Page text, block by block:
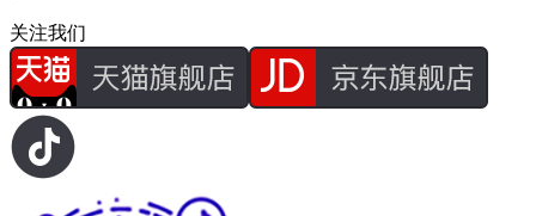
关注我们